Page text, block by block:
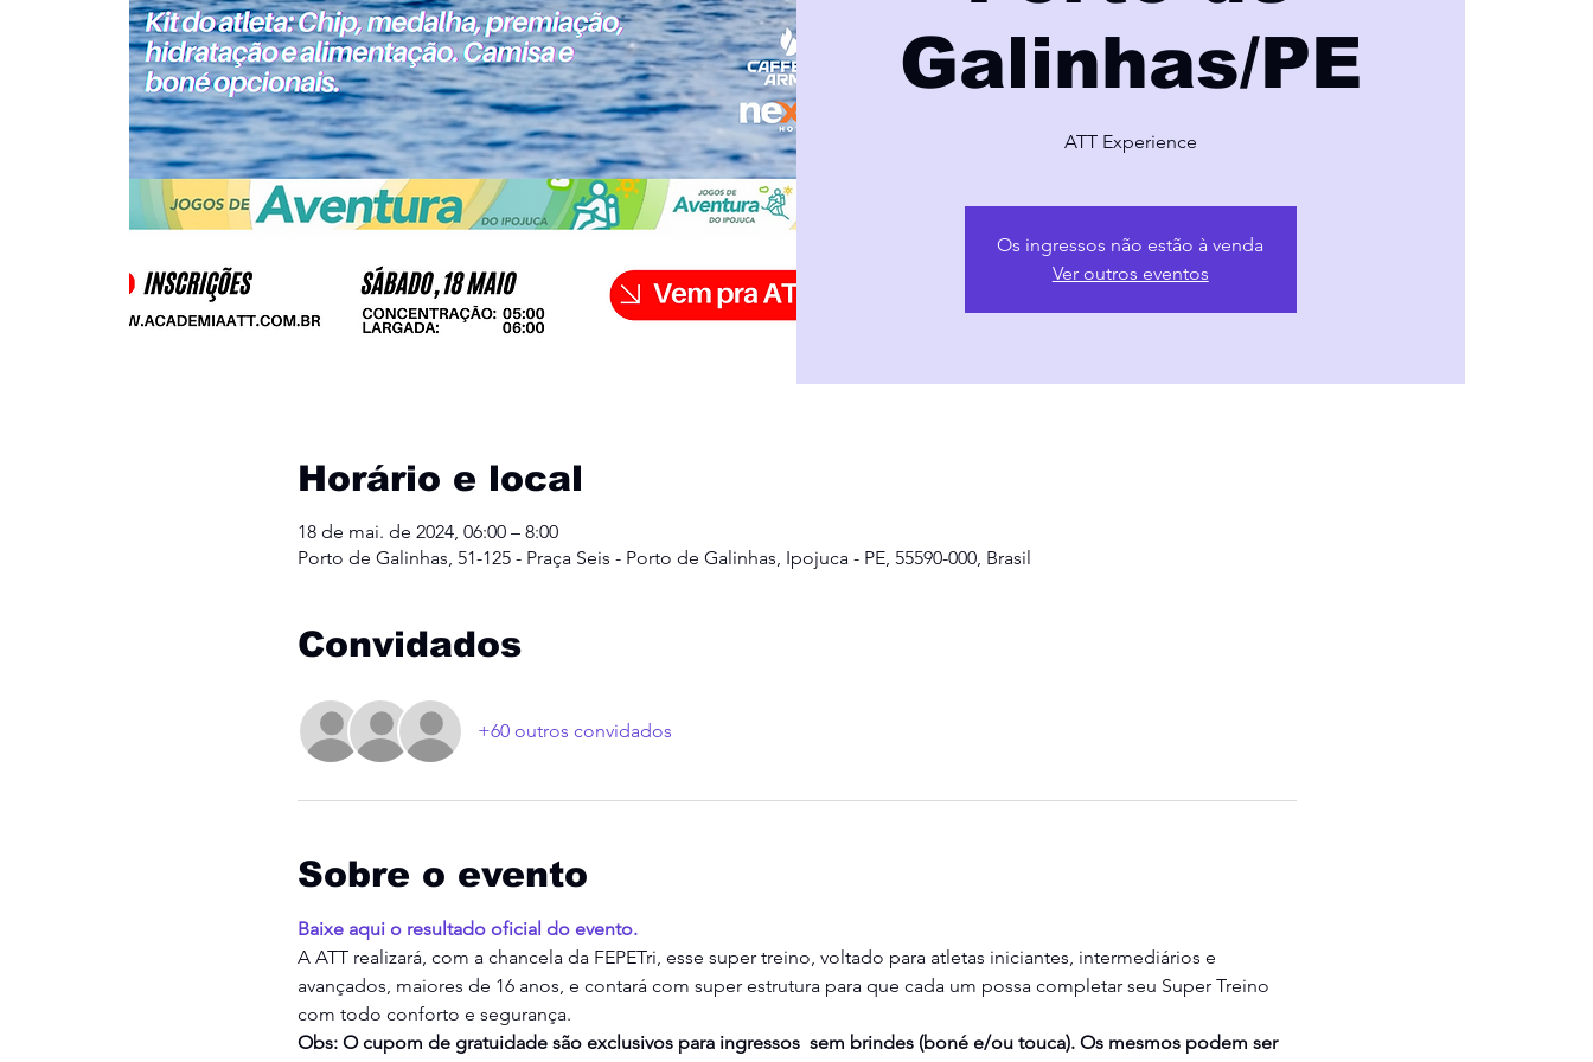
Galinhas/PE
ATT Experience
Os ingressos não estão à venda
Ver outros eventos
Horário e local
18 de mai. de 2024, 06:00 – 8:00
Porto de Galinhas, 51-125 - Praça Seis - Porto de Galinhas, Ipojuca - PE, 55590-000, Brasil
Convidados
+60 outros convidados
Sobre o evento
Baixe aqui o resultado oficial do evento.
A ATT realizará, com a chancela da FEPETri, esse super treino, voltado para atletas iniciantes, intermediários e
avançados, maiores de 16 anos, e contará com super estrutura para que cada um possa completar seu Super Treino
com todo conforto e segurança.
Obs: O cupom de gratuidade são exclusivos para ingressos  sem brindes (boné e/ou touca). Os mesmos podem ser